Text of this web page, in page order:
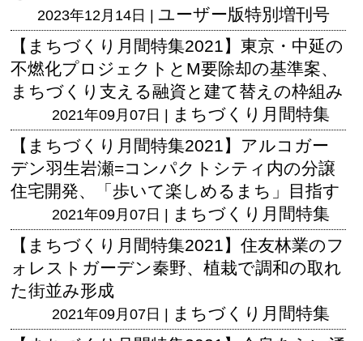
2023年12月14日 | ユーザー版特別増刊号
【まちづくり月間特集2021】東京・中延の
不燃化プロジェクトとM要除却の基準案、
まちづくり支える融資と建て替えの枠組み
2021年09月07日 | まちづくり月間特集
【まちづくり月間特集2021】アルコガー
デン羽生岩瀬=コンパクトシティ内の分譲
住宅開発、「歩いて楽しめるまち」目指す
2021年09月07日 | まちづくり月間特集
【まちづくり月間特集2021】住友林業のフ
ォレストガーデン秦野、植栽で調和の取れ
た街並み形成
2021年09月07日 | まちづくり月間特集